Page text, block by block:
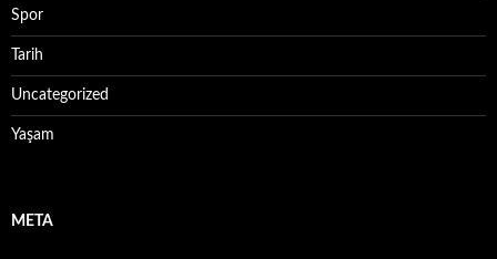
Spor
Tarih
Uncategorized
Yaşam
META